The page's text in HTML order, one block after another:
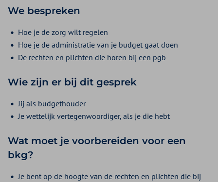
We bespreken
Hoe je de zorg wilt regelen
Hoe je de administratie van je budget gaat doen
De rechten en plichten die horen bij een pgb
Wie zijn er bij dit gesprek
Jij als budgethouder
Je wettelijk vertegenwoordiger, als je die hebt
Wat moet je voorbereiden voor een
bkg?
Je bent op de hoogte van de rechten en plichten die bij